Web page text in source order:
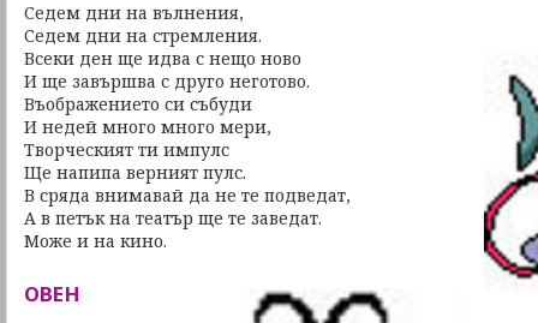
Седем дни на вълнения,
Седем дни на стремления.
Всеки ден ще идва с нещо ново
И ще завършва с друго неготово.
Въображението си събуди
И недей много много мери,
Творческият ти импулс
Ще напипа верният пулс.
В сряда внимавай да не те подведат,
А в петък на театър ще те заведат.
Може и на кино.
ОВЕН